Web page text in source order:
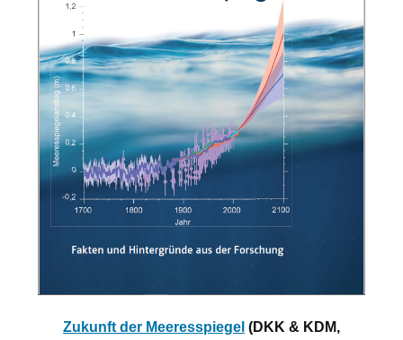
Zukunft der Meeresspiegel (DKK & KDM,